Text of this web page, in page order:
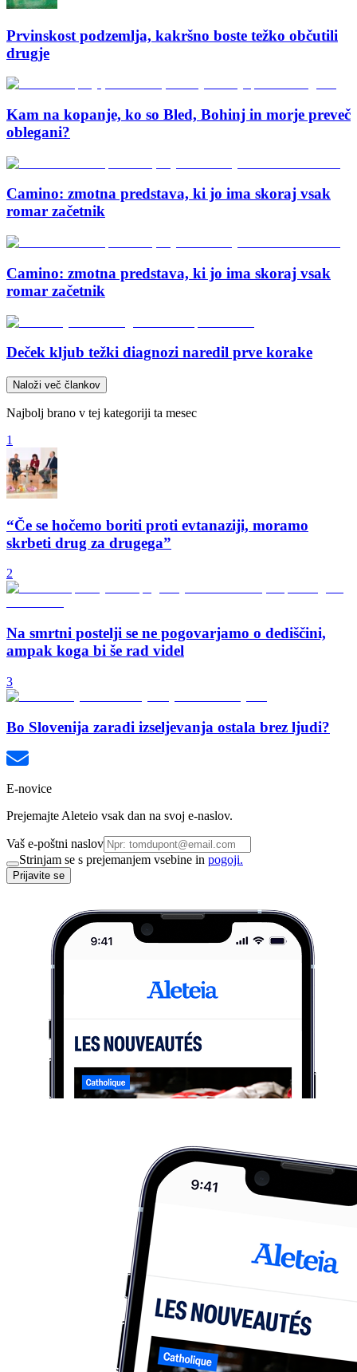
Prvinskost podzemlja, kakršno boste težko občutili
drugje
Kam na kopanje, ko so Bled, Bohinj in morje preveč
oblegani?
Camino: zmotna predstava, ki jo ima skoraj vsak
romar začetnik
Camino: zmotna predstava, ki jo ima skoraj vsak
romar začetnik
Deček kljub težki diagnozi naredil prve korake
Naloži več člankov
Najbolj brano v tej kategoriji ta mesec
1
“Če se hočemo boriti proti evtanaziji, moramo
skrbeti drug za drugega”
2
Na smrtni postelji se ne pogovarjamo o dediščini,
ampak koga bi še rad videl
3
Bo Slovenija zaradi izseljevanja ostala brez ljudi?
E-novice
Prejemajte Aleteio vsak dan na svoj e-naslov.
Vaš e-poštni naslov
Strinjam se s prejemanjem vsebine in pogoji.
Prijavite se